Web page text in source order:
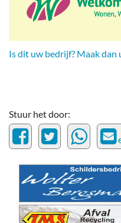
Is dit uw bedrijf? Maak
Stuur het door: